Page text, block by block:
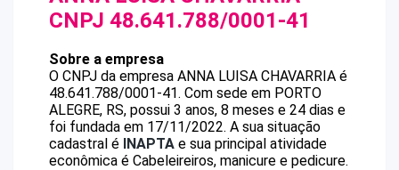
CNPJ 48.641.788/0001-41
Sobre a empresa
O CNPJ da empresa ANNA LUISA CHAVARRIA é
48.641.788/0001-41. Com sede em PORTO
ALEGRE, RS, possui 3 anos, 8 meses e 24 dias e
foi fundada em 17/11/2022. A sua situação
cadastral é INAPTA e sua principal atividade
econômica é Cabeleireiros, manicure e pedicure.